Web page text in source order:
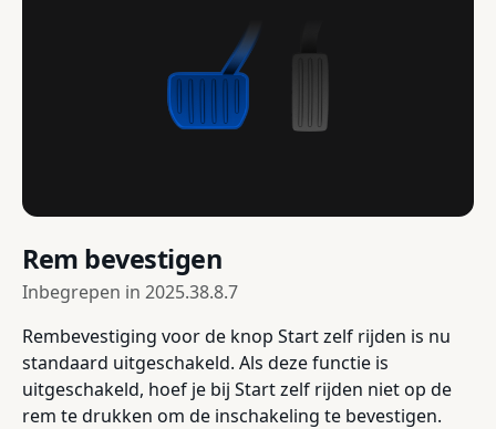
Rem bevestigen
Inbegrepen in 2025.38.8.7
Rembevestiging voor de knop Start zelf rijden is nu
standaard uitgeschakeld. Als deze functie is
uitgeschakeld, hoef je bij Start zelf rijden niet op de
rem te drukken om de inschakeling te bevestigen.